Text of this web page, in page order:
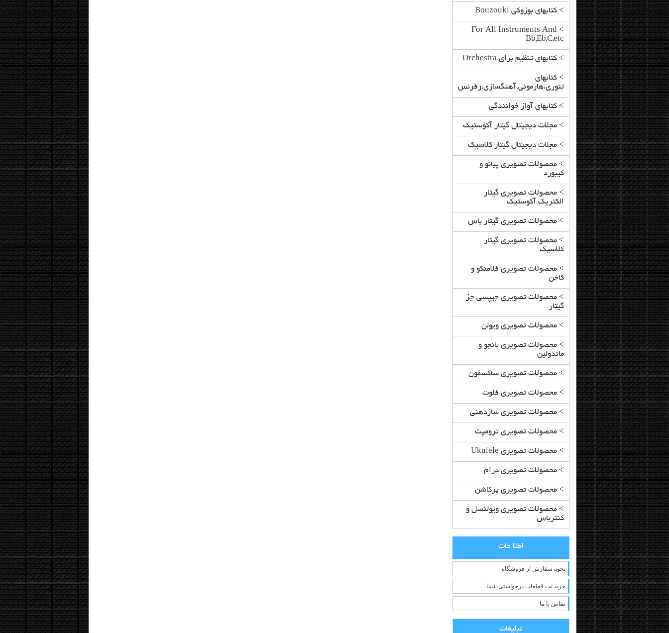
>کتابهای بوزوکی Bouzouki
>
For All Instruments And
Bb,Eb,C,etc
>کتابهای تنظیم برای Orchestra
>کتابهای
تئوری،هارمونی،آهنگسازی،رفرنس
>کتابهای آواز خوانندگی
>مجلات دیجیتال گیتار آکوستیک
>مجلات دیجیتال گیتار کلاسیک
>محصولات تصویری پیانو و
کیبورد
>محصولات تصویری گیتار
الکتریک آکوستیک
>محصولات تصویری گیتار باس
>محصولات تصویری گیتار
کلاسیک
>محصولات تصویری فلامنکو و
کاخن
>محصولات تصویری جیپسی جز
گیتار
>محصولات تصویری ویولن
>محصولات تصویری بانجو و
ماندولین
>محصولات تصویری ساکسفون
>محصولات تصویری فلوت
>محصولات تصویری سازدهنی
>محصولات تصویری ترومپت
>محصولات تصویری Ukulele
>محصولات تصویری درام
>محصولات تصویری پرکاشن
>محصولات تصویری ویولنسل و
کنترباس
اطلا عات
نحوه سفارش از فروشگاه
خرید نت قطعات درخواستی شما
تماس با ما
تبلیغات